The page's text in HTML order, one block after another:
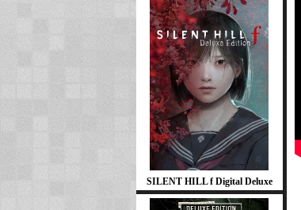
SILENT HILL f Digital Deluxe